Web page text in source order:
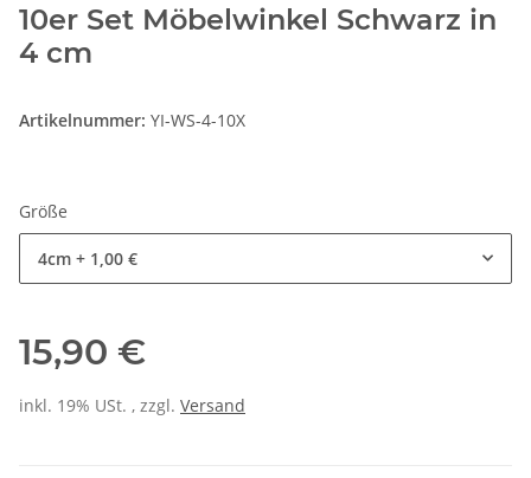
10er Set Möbelwinkel Schwarz in
4 cm
Artikelnummer: YI-WS-4-10X
Größe
4cm + 1,00 €
15,90 €
inkl. 19% USt. , zzgl. Versand